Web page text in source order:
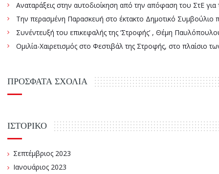
Αναταράξεις στην αυτοδιοίκηση από την απόφαση του ΣτΕ
Την περασμένη Παρασκευή στο έκτακτο Δημοτικό Συμβούλιο
Συνέντευξή του επικεφαλής της ‘Στροφής’ , Θέμη
Ομιλία-Χαιρετισμός στο Φεστιβάλ της Στροφής, στο πλαίσιο
ΠΡΌΣΦΑΤΑ ΣΧΌΛΙΑ
ΙΣΤΟΡΙΚΌ
Σεπτέμβριος 2023
Ιανουάριος 2023